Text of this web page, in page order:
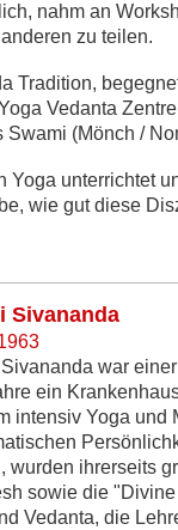
nahm an
zu teilen.
Tradition,
Vedanta
(Mönch /
unterrichtet
wie gut diese
Sivananda
war
ein
intensiv Yoga und
wurden ihrerseits
sowie die
Vedanta, die